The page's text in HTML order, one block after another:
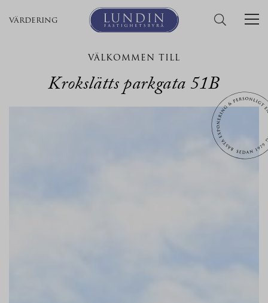
värdering
VÄLKOMMEN TILL
Krokslätts parkgata 51B